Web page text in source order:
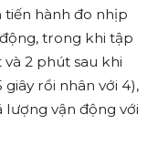
tiến hành đo nhịp
trong khi tập
2 phút sau khi
rồi nhân với 4),
lượng vận động với